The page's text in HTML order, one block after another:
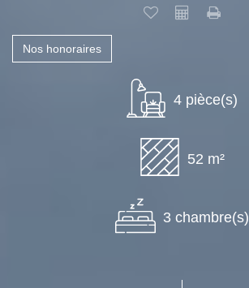
Nos honoraires
4 pièce(s)
52 m²
3 chambre(s)